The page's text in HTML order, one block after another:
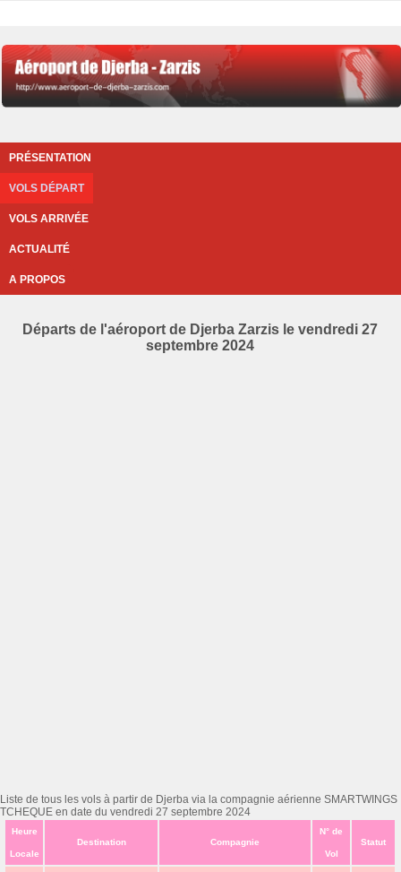
PRÉSENTATION
VOLS DÉPART
VOLS ARRIVÉE
ACTUALITÉ
A PROPOS
Départs de l'aéroport de Djerba Zarzis le vendredi 27
septembre 2024
Liste de tous les vols à partir de Djerba via la compagnie aérienne SMARTWINGS
TCHEQUE en date du vendredi 27 septembre 2024
Heure
Locale
Destination Compagnie
N° de
Vol
Statut